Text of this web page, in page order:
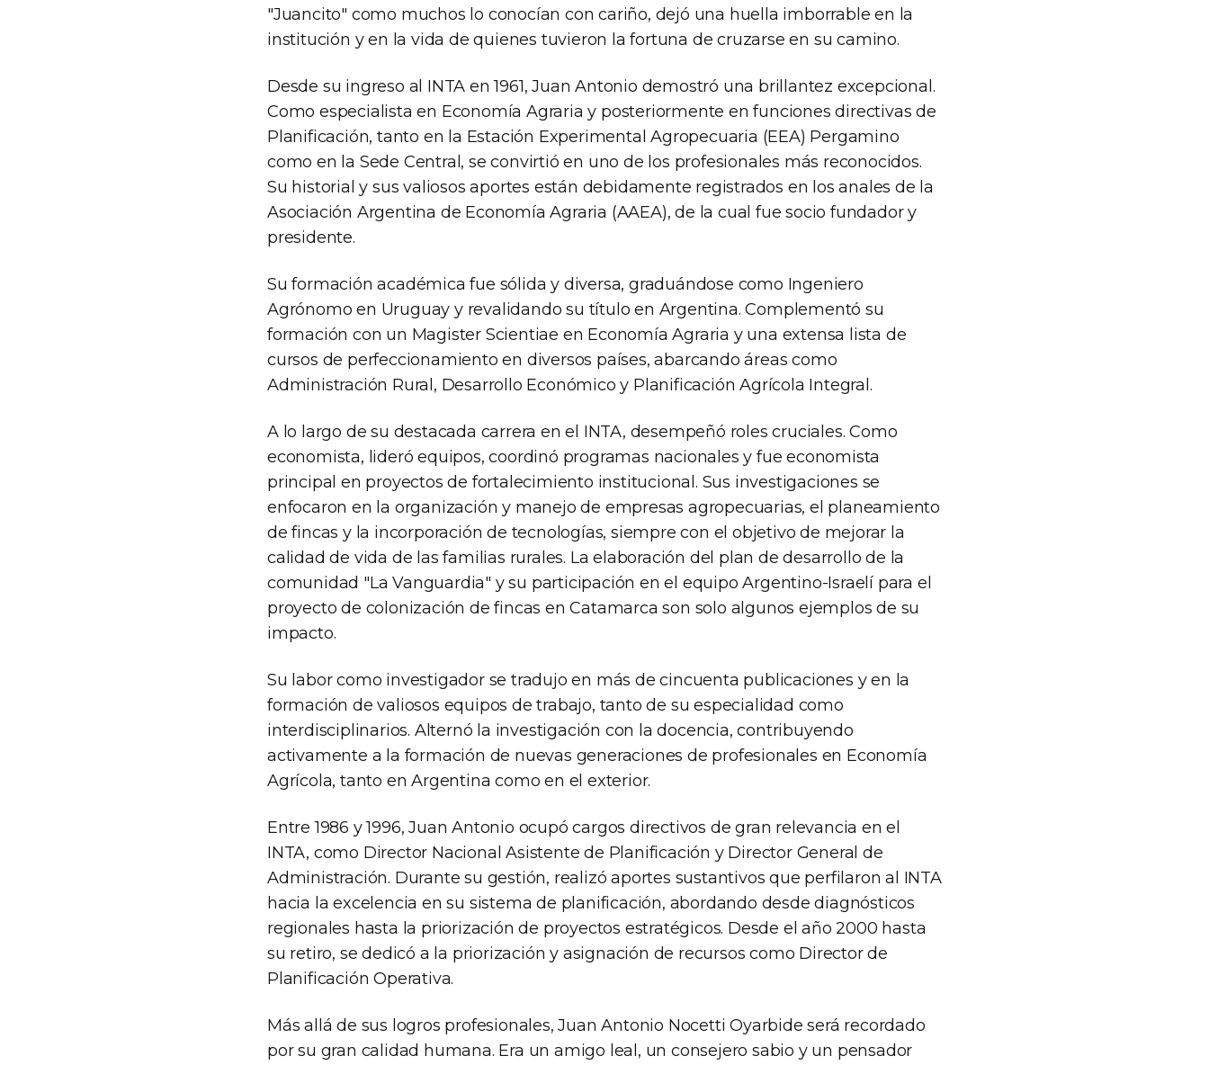
"Juancito" como muchos lo conocían con cariño, dejó una huella imborrable en la
institución y en la vida de quienes tuvieron la fortuna de cruzarse en su camino.
Desde su ingreso al INTA en 1961, Juan Antonio demostró una brillantez excepcional.
Como especialista en Economía Agraria y posteriormente en funciones directivas de
Planificación, tanto en la Estación Experimental Agropecuaria (EEA) Pergamino
como en la Sede Central, se convirtió en uno de los profesionales más reconocidos.
Su historial y sus valiosos aportes están debidamente registrados en los anales de la
Asociación Argentina de Economía Agraria (AAEA), de la cual fue socio fundador y
presidente.
Su formación académica fue sólida y diversa, graduándose como Ingeniero
Agrónomo en Uruguay y revalidando su título en Argentina. Complementó su
formación con un Magister Scientiae en Economía Agraria y una extensa lista de
cursos de perfeccionamiento en diversos países, abarcando áreas como
Administración Rural, Desarrollo Económico y Planificación Agrícola Integral.
A lo largo de su destacada carrera en el INTA, desempeñó roles cruciales. Como
economista, lideró equipos, coordinó programas nacionales y fue economista
principal en proyectos de fortalecimiento institucional. Sus investigaciones se
enfocaron en la organización y manejo de empresas agropecuarias, el planeamiento
de fincas y la incorporación de tecnologías, siempre con el objetivo de mejorar la
calidad de vida de las familias rurales. La elaboración del plan de desarrollo de la
comunidad "La Vanguardia" y su participación en el equipo Argentino-Israelí para el
proyecto de colonización de fincas en Catamarca son solo algunos ejemplos de su
impacto.
Su labor como investigador se tradujo en más de cincuenta publicaciones y en la
formación de valiosos equipos de trabajo, tanto de su especialidad como
interdisciplinarios. Alternó la investigación con la docencia, contribuyendo
activamente a la formación de nuevas generaciones de profesionales en Economía
Agrícola, tanto en Argentina como en el exterior.
Entre 1986 y 1996, Juan Antonio ocupó cargos directivos de gran relevancia en el
INTA, como Director Nacional Asistente de Planificación y Director General de
Administración. Durante su gestión, realizó aportes sustantivos que perfilaron al INTA
hacia la excelencia en su sistema de planificación, abordando desde diagnósticos
regionales hasta la priorización de proyectos estratégicos. Desde el año 2000 hasta
su retiro, se dedicó a la priorización y asignación de recursos como Director de
Planificación Operativa.
Más allá de sus logros profesionales, Juan Antonio Nocetti Oyarbide será recordado
por su gran calidad humana. Era un amigo leal, un consejero sabio y un pensador